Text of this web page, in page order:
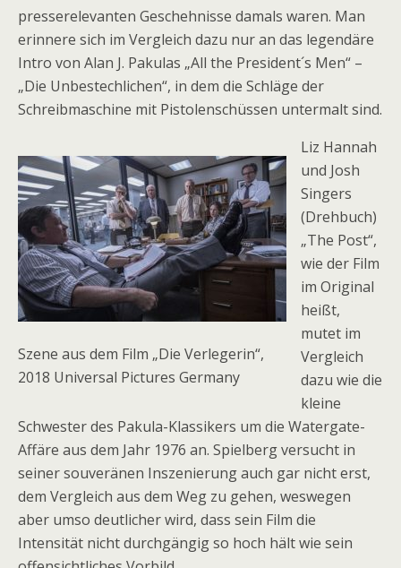
presserelevanten Geschehnisse damals waren. Man
erinnere sich im Vergleich dazu nur an das legendäre
Intro von Alan J. Pakulas „All the President´s Men“ –
„Die Unbestechlichen“, in dem die Schläge der
Schreibmaschine mit Pistolenschüssen untermalt sind.
Szene aus dem Film „Die Verlegerin“,
2018 Universal Pictures Germany
Liz Hannah
und Josh
Singers
(Drehbuch)
„The Post“,
wie der Film
im Original
heißt,
mutet im
Vergleich
dazu wie die
kleine
Schwester des Pakula-Klassikers um die Watergate-
Affäre aus dem Jahr 1976 an. Spielberg versucht in
seiner souveränen Inszenierung auch gar nicht erst,
dem Vergleich aus dem Weg zu gehen, weswegen
aber umso deutlicher wird, dass sein Film die
Intensität nicht durchgängig so hoch hält wie sein